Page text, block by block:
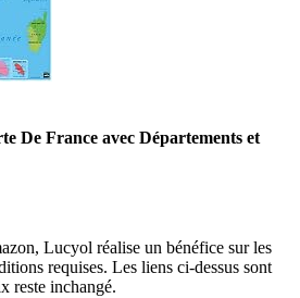
De France avec Départements et
Lucyol réalise un bénéfice sur les
requises. Les liens ci-dessus sont
reste inchangé.